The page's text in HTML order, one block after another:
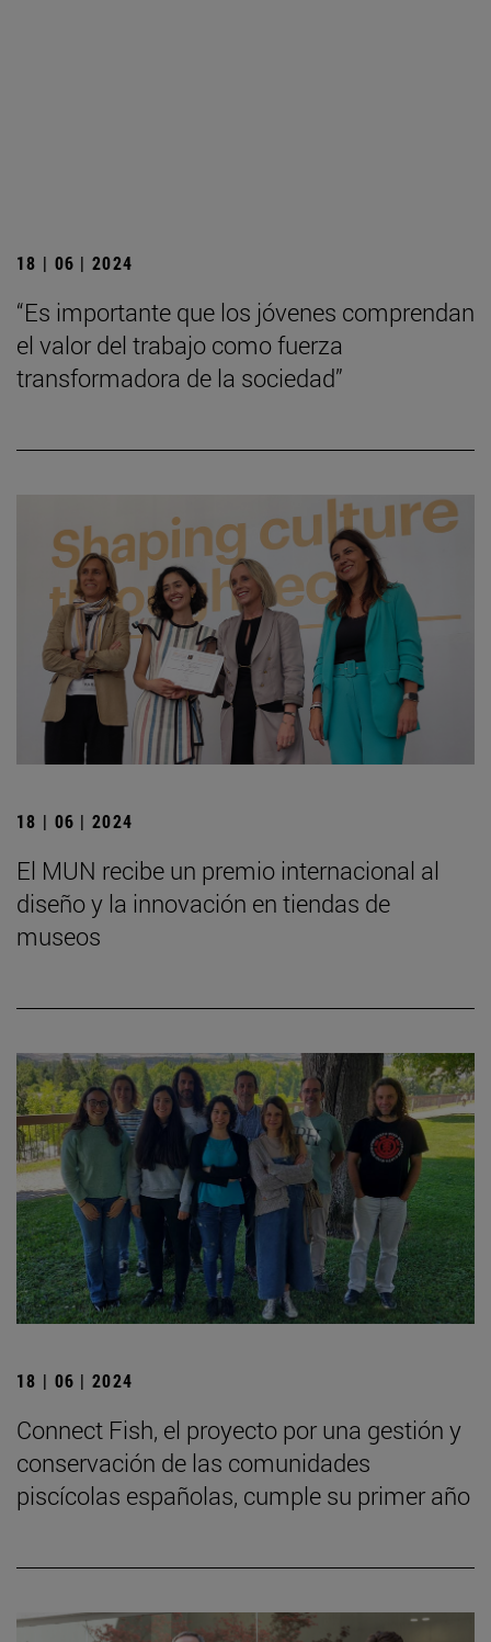
18 | 06 | 2024
“Es importante que los jóvenes comprendan
el valor del trabajo como fuerza
transformadora de la sociedad”
18 | 06 | 2024
El MUN recibe un premio internacional al
diseño y la innovación en tiendas de
museos
18 | 06 | 2024
Connect Fish, el proyecto por una gestión y
conservación de las comunidades
piscícolas españolas, cumple su primer año